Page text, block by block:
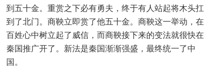
到五十金。重赏之下必有勇夫，终于有人站起将木头扛
到了北门。商鞅立即赏了他五十金。商鞅这一举动，在
百姓心中树立起了威信，而商鞅接下来的变法就很快在
秦国推广开了。新法是秦国渐渐强盛，最终统一了中
国。